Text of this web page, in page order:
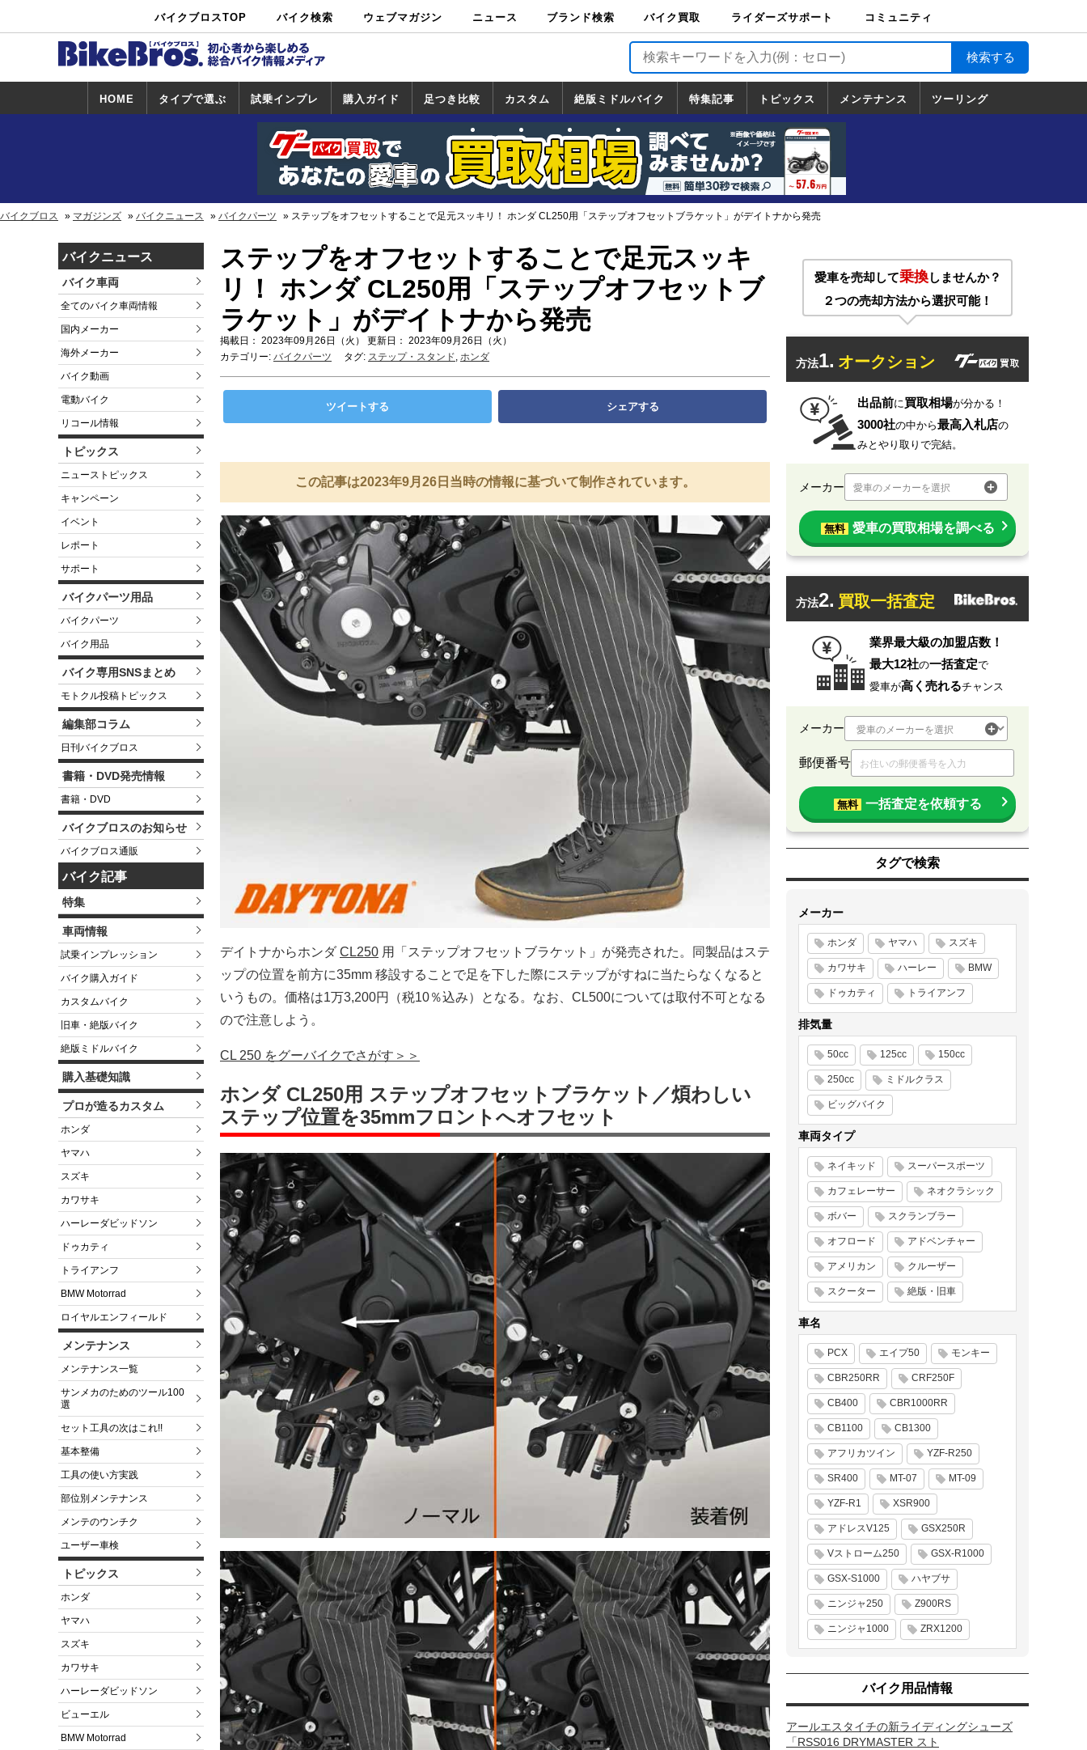
バイクブロスTOP バイク検索
中古バイ
ク・新車検
カタログ検
索
ショップ検
索
ウェブマガジン ニュース ブランド検索 バイク買取
バイク買取
ライダーズサポート
ライダーズサポート
TOP
バイク輸送
バイクガレージライ
フ
バイク車両保険
ロードサービス
バイク試乗
コミュニティ
HOME タイプで選ぶ 試乗インプレ
試乗インプレ
一覧
ホンダ
ヤマハ
スズキ
カワサキ
ハーレー
BMW
トライアンフ
ドゥカティ
購入ガイド
一覧
足つき比較 カスタム
カスタム
一覧
ホンダ
ヤマハ
スズキ
カワサキ
絶版ミドルバイク
絶版ミドルバイク
一覧
ホンダ
ヤマハ
スズキ
カワサキ
特集記事 トピックス
トピックス
一覧
ホンダ
ヤマハ
スズキ
カワサキ
ハーレーダ
ビッドソン
BMW
ドゥカティ
トライアン
フ
メンテナンス ツーリング
道の駅調査隊
ツーリング情報局
日本の道50選
国道めぐり
林道ツーリング
バイクブロス マガジンズ バイクニュース バイクパーツ ステップをオフセットすることで足元スッキリ！ ホンダ CL250用「ステップオフセットブラケット」がデイトナから発売
バイクニュース
バイク車両
全てのバイク車両情報
国内メーカー
海外メーカー
バイク動画
電動バイク
リコール情報
トピックス
ニューストピックス
キャンペーン
イベント
レポート
サポート
バイクパーツ用品
バイクパーツ
バイク用品
バイク専用SNSまとめ
モトクル投稿トピックス
編集部コラム
日刊バイクブロス
書籍・DVD発売情報
書籍・DVD
バイクブロスのお知らせ
バイクブロス通販
バイク記事
特集
車両情報
試乗インプレッション
バイク購入ガイド
カスタムバイク
旧車・絶版バイク
絶版ミドルバイク
購入基礎知識
プロが造るカスタム
ホンダ
ヤマハ
スズキ
カワサキ
ハーレーダビッドソン
ドゥカティ
トライアンフ
BMW Motorrad
ロイヤルエンフィールド
メンテナンス
メンテナンス一覧
サンメカのためのツール100
選
セット工具の次はこれ!!
基本整備
工具の使い方実践
部位別メンテナンス
メンテのウンチク
ユーザー車検
トピックス
ホンダ
ヤマハ
スズキ
カワサキ
ハーレーダビッドソン
ビューエル
BMW Motorrad
ステップをオフセットすることで足元スッキ
リ！ ホンダ CL250用「ステップオフセットブ
ラケット」がデイトナから発売
掲載日： 2023年09月26日（火） 更新日： 2023年09月26日（火）
カテゴリー: バイクパーツ タグ: ステップ・スタンド, ホンダ
ツイートする シェアする
この記事は2023年9月26日当時の情報に基づいて制作されています。
デイトナからホンダCL250 用「ステップオフセットブラケット」が発売された。同製品はステ
ップの位置を前方に35mm 移設することで足を下した際にステップがすねに当たらなくなると
いうもの。価格は1万3,200円（税10％込み）となる。なお、CL500については取付不可となる
ので注意しよう。
CL 250 をグーバイクでさがす＞＞
ホンダ CL250用 ステップオフセットブラケット／煩わしい
ステップ位置を35mmフロントへオフセット
愛車を売却して乗換しませんか？
２つの売却方法から選択可能！
方法1. オークション
出品前に買取相場が分かる！
3000社の中から最高入札店の
みとやり取りで完結。
メーカー 愛車のメーカーを選択
無料 愛車の買取相場を調べる
方法2. 買取一括査定
業界最大級の加盟店数！
最大12社の一括査定で
愛車が高く売れるチャンス
メーカー
郵便番号
無料 一括査定を依頼する
タグで検索
メーカー
ホンダ ヤマハ スズキ
カワサキ ハーレー BMW
ドゥカティ トライアンフ
排気量
50cc 125cc 150cc
250cc ミドルクラス
ビッグバイク
車両タイプ
ネイキッド スーパースポーツ
カフェレーサー ネオクラシック
ボバー スクランブラー
オフロード アドベンチャー
アメリカン クルーザー
スクーター 絶版・旧車
車名
PCX エイプ50 モンキー
CBR250RR CRF250F
CB400 CBR1000RR
CB1100 CB1300
アフリカツイン YZF-R250
SR400 MT-07 MT-09
YZF-R1 XSR900
アドレスV125 GSX250R
Vストローム250 GSX-R1000
GSX-S1000 ハヤブサ
ニンジャ250 Z900RS
ニンジャ1000 ZRX1200
バイク用品情報
アールエスタイチの新ライディングシューズ
「RSS016 DRYMASTER スト